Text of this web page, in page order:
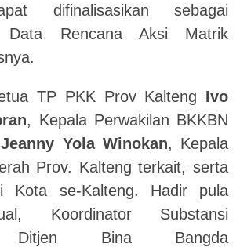
difinalisasikan sebagai
Data Rencana Aksi Matrik
TP PKK Prov Kalteng Ivo
, Kepala Perwakilan BKKBN
Jeanny Yola Winokan, Kepala
Prov. Kalteng terkait, serta
Kota se-Kalteng. Hadir pula
Koordinator Substansi
Ditjen Bina Bangda